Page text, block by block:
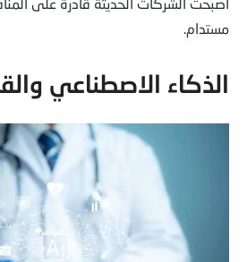
مستدام.
الذكاء الاصطناعي